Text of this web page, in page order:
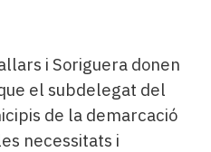
i Soriguera donen
el subdelegat del
de la demarcació
necessitats i